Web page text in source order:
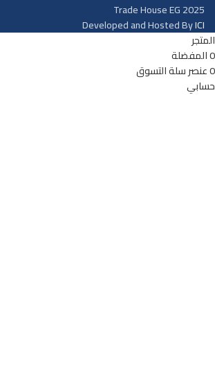
Trade House EG2025
Developed and Hosted ByICI
المتجر
0المفضلة
0عنصرسلة التسوق
حسابي